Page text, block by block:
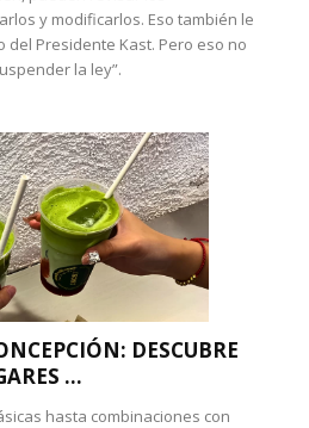
y modificarlos. Eso también le
Presidente Kast. Pero eso no
la ley”.
DESCUBRE
...
hasta combinaciones con